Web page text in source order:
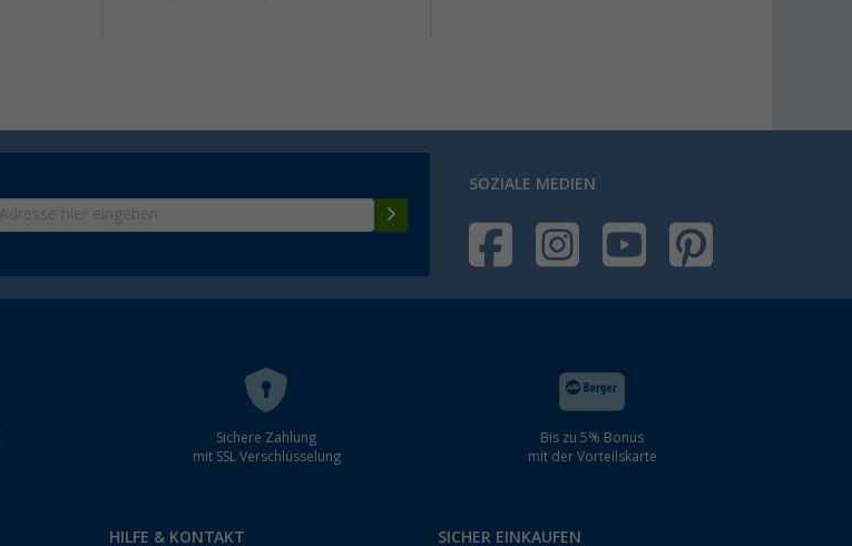
SOZIALE MEDIEN
Sichere Zahlung
mit SSL Verschlüsselung
Bis zu 5% Bonus
mit der Vorteilskarte
HILFE & KONTAKT SICHER EINKAUFEN